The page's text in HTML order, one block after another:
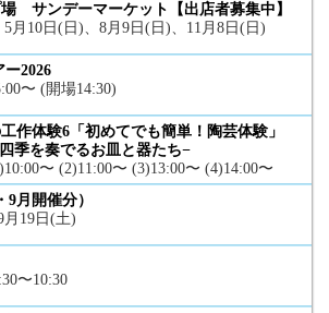
サンデーマーケット【出店者募集中】
月10日(日)、8月9日(日)、11月8日(日)
2026
〜 (開場14:30)
作体験6「初めてでも簡単！陶芸体験」
季を奏でるお皿と器たち−
〜 (2)11:00〜 (3)13:00〜 (4)14:00〜
9月開催分）
月19日(土)
〜10:30